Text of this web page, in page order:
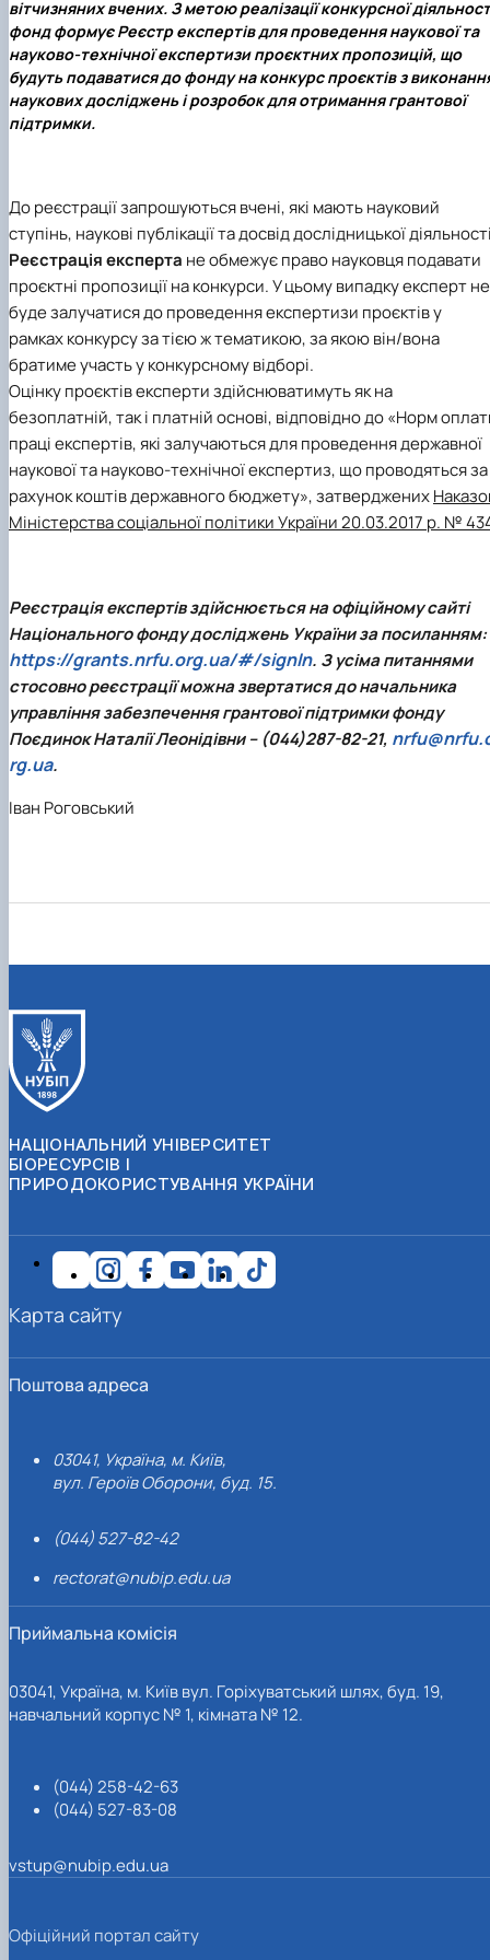
Іноземні мови
Працевлаштування
Їдальні та буфети
Студентські квитки
Центр вивчення мов
Психологічна підтримка
Інклюзивне середовище
Рада молодих вчених
Наукові школи
Стартап школа НУБіП України
Методичні рекомендації, пам'ятки
Форми документів
Патентно-ліцензійна діяльність
ЦКНО «Агропромисловий комплекс, лісове і
садово-паркове господарство, ветеринарна
медицина»
Обладнання НУБіП України
Біоетична комісія
Наукові видання
Досліднику та автору
Звіт про проведення НТЗ
Наукові журнали НУБіП України
Порядок планування та організації
проведення НТЗ
Результати науково-технічних заходів
Монографії
Наука для бізнесу
Каталог наукових послуг
«SEB-2024»
Наглядова рада
Рада роботодавців
Благодійний фонд «Голосіївська ініціатива
2020»
Історія університету
Видатні випускники та працівники
Звіт ректора
Пам'яті захисників України
Почесні доктори і професори НУБіП України
Програма розвитку університету
ініціатива – 2025»
Доступ до публічної інформації
Державні закупівлі
Офіційна символіка
Антикорупційні заходи
Уповноважена особа з питань запобігання
Національні нормативно-правові акти
Нормативно-правові акти НУБіП України
Інформаційні ресурси НАЗК
Методичні роз’яснення НАЗК
Антикорупційні заходи
Гендерна радниця
вітчизняних вчених. З метою реалізації конкурсної
фонд формує Реєстр експертів для проведення наукової та
науково-технічної експертизи проєктних пропозицій, що
будуть подаватися до фонду на конкурс проєктів з
наукових досліджень і розробок для отримання грантової
підтримки.
До реєстрації запрошуються вчені, які мають науковий
ступінь, наукові публікації та досвід дослідницької
Реєстрація експерта не обмежує право науковця подавати
проєктні пропозиції на конкурси. У цьому випадку експерт не
буде залучатися до проведення експертизи проєктів у
рамках конкурсу за тією ж тематикою, за якою він/вона
братиме участь у конкурсному відборі.
Оцінку проєктів експерти здійснюватимуть як на
безоплатній, так і платній основі, відповідно до «Норм
праці експертів, які залучаються для проведення державної
наукової та науково-технічної експертиз, що проводяться за
рахунок коштів державного бюджету», затверджених
Міністерства соціальної політики України 20.03.2017 р. №
Реєстрація експертів здійснюється на офіційному сайті
Національного фонду досліджень України за посиланням:
https://grants.nrfu.org.ua/#/signIn. З усіма питаннями
стосовно реєстрації можна звертатися до начальника
управління забезпечення грантової підтримки фонду
Поєдинок Наталії Леонідівни – (044)287-82-21,
rg.ua.
Іван Роговський
НАЦІОНАЛЬНИЙ УНІВЕРСИТЕТ
БІОРЕСУРСІВ І
ПРИРОДОКОРИСТУВАННЯ УКРАЇНИ
Поштова адреса
03041, Україна, м. Київ,
вул. Героїв Оборони, буд. 15.
(044) 527-82-42
rectorat@nubip.edu.ua
Приймальна комісія
03041, Україна, м. Київ вул. Горіхуватський шлях, буд. 19,
навчальний корпус № 1, кімната № 12.
(044) 258-42-63
(044) 527-83-08
vstup@nubip.edu.ua
Карта сайту
Офіційний портал сайту